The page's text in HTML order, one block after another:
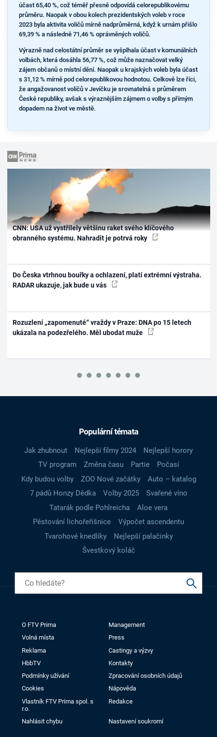
účast 65,40 %, což téměř přesně odpovídá celorepublikovému
průměru. Naopak v obou kolech prezidentských voleb v roce
2023 byla aktivita voličů mírně nadprůměrná, když k urnám přišlo
69,39 % a následně 71,46 % oprávněných voličů.
Výrazně nad celostátní průměr se vyšplhala účast v komunálních
volbách, která dosáhla 56,77 %, což může naznačovat velký
zájem občanů o místní dění. Naopak u krajských voleb byla účast
s 31,12 % mírně pod celorepublikovou hodnotou. Celkově lze říci,
že angažovanost voličů v Jevíčku je srovnatelná s průměrem
České republiky, avšak s výraznějším zájmem o volby s přímým
dopadem na život ve městě.
CNN: USA už vystřílely většinu raket svého klíčového
obranného systému. Nahradit je potrvá roky
Do Česka vtrhnou bouřky a ochlazení, platí extrémní výstraha.
RADAR ukazuje, jak bude u vás
Rozuzlení „zapomenuté“ vraždy v Praze: DNA po 15 letech
ukázala na podezřelého. Měl ubodat muže
Populární témata
Jak zhubnout Nejlepší filmy 2024
Nejlepší horory
TV program
Změna času Partie
Počasí
Kdy budou volby
ZOO Nové začátky
Auto – katalog
7 pádů Honzy Dědka
Volby 2025
Svařené víno
Tatarák podle Pohlreicha
Aloe vera
Pěstování lichořeřišnice
Výpočet ascendentu
Tvarohové knedlíky
Nejlepší palačinky
Švestkový koláč
O FTV Prima
Management
Volná místa
Press
Reklama
Castingy a výzvy
HbbTV
Kontakty
Podmínky užívání
Zpracování osobních údajů
Cookies
Nápověda
Vlastník FTV Prima spol. s
r.o.
Redakce
Nahlásit chybu Nastavení soukromí